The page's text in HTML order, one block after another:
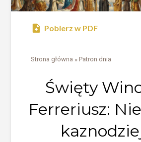
Pobierz w PDF
Strona główna »Patron dnia
Święty
Ferreriusz: